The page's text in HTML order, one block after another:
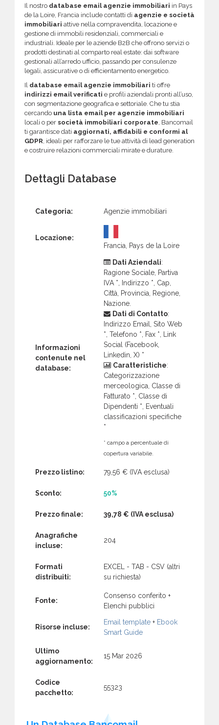
Il nostro database email agenzie immobiliari in Pays
de la Loire, Francia include contatti di agenzie e società
immobiliari attive nella compravendita, locazione e
gestione di immobili residenziali, commerciali e
industriali. Ideale per le aziende B2B che offrono servizi o
prodotti destinati al comparto real estate: dai software
gestionali all’arredo ufficio, passando per consulenze
legali, assicurative o di efficientamento energetico.
Il database email agenzie immobiliari ti offre
indirizzi email verificati e profili aziendali pronti all’uso,
con segmentazione geografica e settoriale. Che tu stia
cercando una lista email per agenzie immobiliari
locali o per società immobiliari corporate, Bancomail
ti garantisce dati aggiornati, affidabili e conformi al
GDPR, ideali per rafforzare le tue attività di lead generation
e costruire relazioni commerciali mirate e durature.
Dettagli Database
Categoria: Agenzie immobiliari
Locazione:
Francia, Pays de la Loire
Informazioni
contenute nel
database:
Dati Aziendali:
Ragione Sociale, Partiva
IVA *, Indirizzo *, Cap,
Città, Provincia, Regione,
Nazione.
Dati di Contatto:
Indirizzo Email, Sito Web
*, Telefono *, Fax *, Link
Social (Facebook,
Linkedin, X) *
Caratteristiche:
Categorizzazione
merceologica, Classe di
Fatturato *, Classe di
Dipendenti *, Eventuali
classificazioni specifiche
*
* campo a percentuale di
copertura variabile.
Prezzo listino: 79,56 € (IVA esclusa)
Sconto: 50%
Prezzo finale: 39,78 € (IVA esclusa)
Anagrafiche
incluse:
204
Formati
distribuiti:
EXCEL - TAB - CSV (altri
su richiesta)
Fonte:
Consenso conferito +
Elenchi pubblici
Risorse incluse:
Email template + Ebook
Smart Guide
Ultimo
aggiornamento:
15 Mar 2026
Codice
pacchetto:
55323